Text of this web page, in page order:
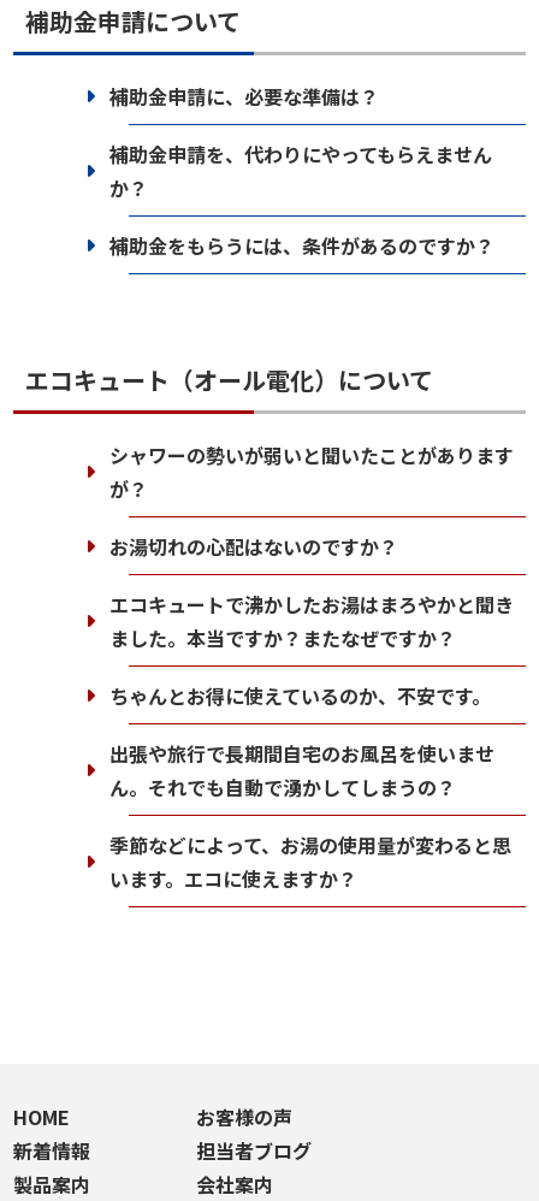
補助金申請について
補助金申請に、必要な準備は？
補助金申請を、代わりにやってもらえません
か？
補助金をもらうには、条件があるのですか？
エコキュート（オール電化）について
シャワーの勢いが弱いと聞いたことがあります
が？
お湯切れの心配はないのですか？
エコキュートで沸かしたお湯はまろやかと聞き
ました。本当ですか？またなぜですか？
ちゃんとお得に使えているのか、不安です。
出張や旅行で長期間自宅のお風呂を使いませ
ん。それでも自動で湧かしてしまうの？
季節などによって、お湯の使用量が変わると思
います。エコに使えますか？
HOME
新着情報
製品案内
お客様の声
担当者ブログ
会社案内